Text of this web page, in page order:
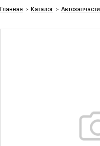
Главная > Каталог > Автозапчасти